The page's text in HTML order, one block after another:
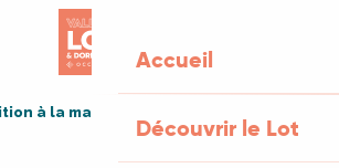
Accueil
Découvrir le Lot
à la mairie: Annick et Annick